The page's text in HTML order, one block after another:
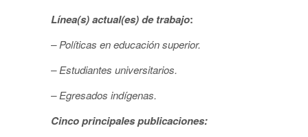
Línea(s) actual(es) de trabajo:
– Políticas en educación superior.
– Estudiantes universitarios.
– Egresados indígenas.
Cinco principales publicaciones: